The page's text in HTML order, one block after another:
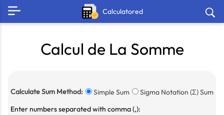
Calculatored
Calcul de La Somme
Calculate Sum Method: Simple Sum
Sigma Notation (Σ) Sum
Enter numbers separated with comma (,):